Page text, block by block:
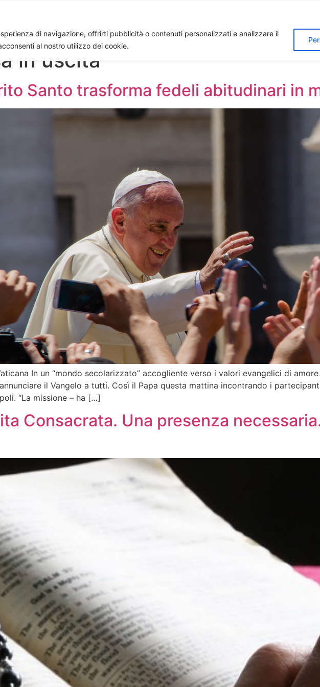
di navigazione, offrirti pubblicità o contenuti personalizzati e analizzare il
al nostro utilizzo dei cookie.
in uscita
Santo trasforma fedeli abitudinari in
In un “mondo secolarizzato” accogliente verso i valori evangelici di
il Vangelo a tutti. Così il Papa questa mattina incontrando i
“La missione – ha […]
Consacrata. Una presenza